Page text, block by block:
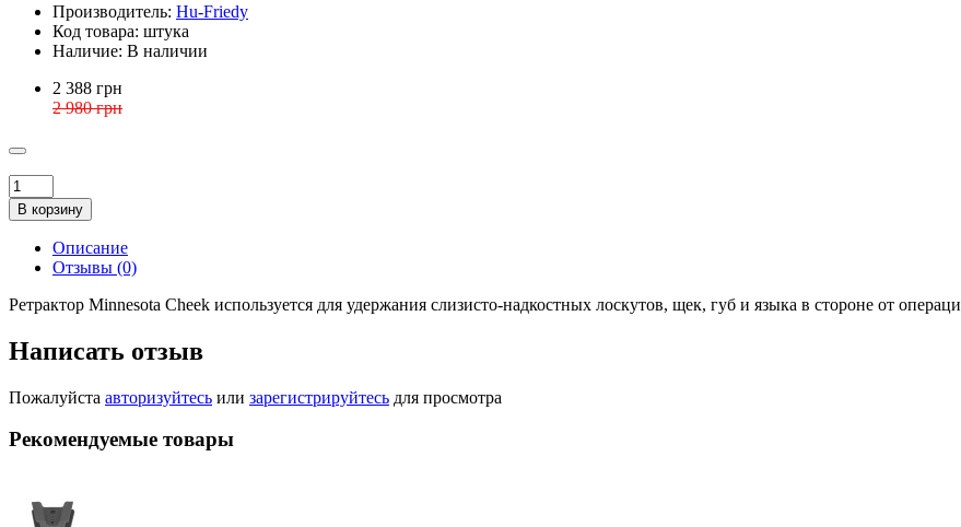
Производитель: Hu-Friedy
Код товара: штука
Наличие: В наличии
2 388 грн
2 980 грн
В корзину
Описание
Отзывы (0)
Ретрактор Minnesota Cheek используется для удержания слизисто-надкостных лоскутов, щек, губ и языка в стороне от
Написать отзыв
Пожалуйста авторизуйтесь или зарегистрируйтесь для просмотра
Рекомендуемые товары